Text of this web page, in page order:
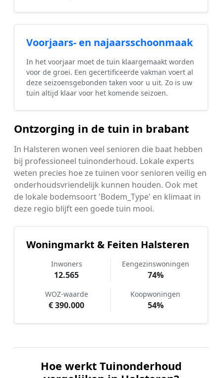
Voorjaars- en najaarsschoonmaak
In het voorjaar moet de tuin klaargemaakt worden
voor de groei. Een gecertificeerde vakman voert al
deze seizoensgebonden taken voor u uit. Zo is uw
tuin altijd klaar voor het komende seizoen.
Ontzorging in de tuin in brabant
In Halsteren wonen veel senioren die baat hebben
bij professioneel tuinonderhoud. Lokale experts
weten precies hoe ze tuinen voor senioren veilig en
onderhoudsvriendelijk kunnen houden. Ook met
de lokale bodemsoort 'Bodem_Type' en klimaat in
deze regio blijft een goede tuin mooi.
Woningmarkt & Feiten Halsteren
Inwoners
12.565
Eengezinswoningen
74%
WOZ-waarde
€ 390.000
Koopwoningen
54%
Hoe werkt Tuinonderhoud